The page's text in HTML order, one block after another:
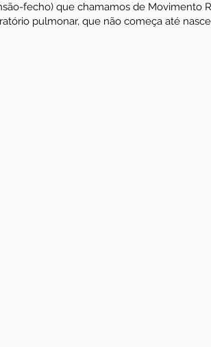
fecho) que chamamos de Movimento
pulmonar, que não começa até